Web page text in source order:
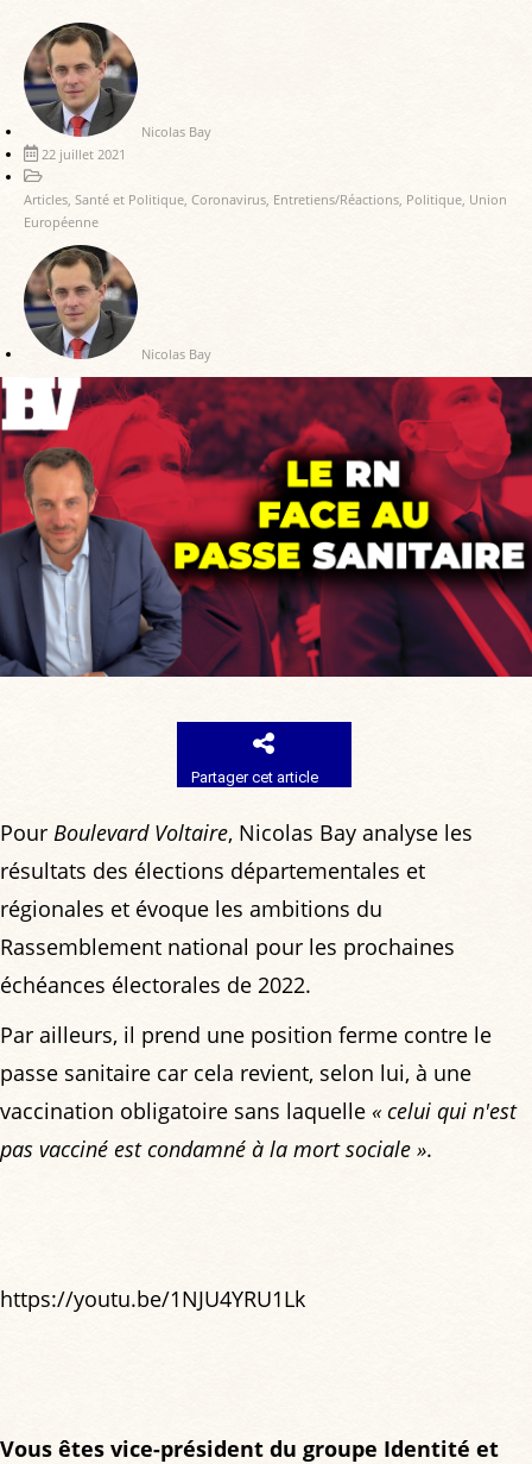
Nicolas Bay
22 juillet 2021
Articles, Santé et Politique, Coronavirus, Entretiens/Réactions, Politique, Union
Européenne
Nicolas Bay
Partager cet article
Pour Boulevard Voltaire, Nicolas Bay analyse les
résultats des élections départementales et
régionales et évoque les ambitions du
Rassemblement national pour les prochaines
échéances électorales de 2022.
Par ailleurs, il prend une position ferme contre le
passe sanitaire car cela revient, selon lui, à une
vaccination obligatoire sans laquelle « celui qui n'est
pas vacciné est condamné à la mort sociale ».
https://youtu.be/1NJU4YRU1Lk
Vous êtes vice-président du groupe Identité et